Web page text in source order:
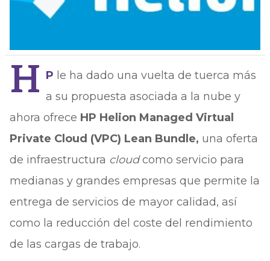
H P le ha dado una vuelta de tuerca más
a su propuesta asociada a la nube y
ahora ofrece HP Helion Managed Virtual
Private Cloud (VPC) Lean Bundle, una oferta
de infraestructura cloudcomo servicio para
medianas y grandes empresas que permite la
entrega de servicios de mayor calidad, así
como la reducción del coste del rendimiento
de las cargas de trabajo.